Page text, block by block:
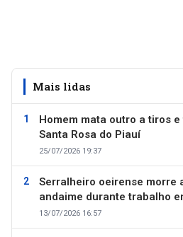
Mais lidas
Homem mata outro a tiros
Santa Rosa do Piauí
25/07/2026 19:37
Serralheiro oeirense morre
andaime durante trabalho
13/07/2026 16:57